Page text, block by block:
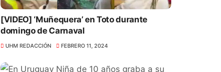
[VIDEO] ‘Muñequera’ en Toto durante
domingo de Carnaval
UHM REDACCIÓN FEBRERO 11, 2024